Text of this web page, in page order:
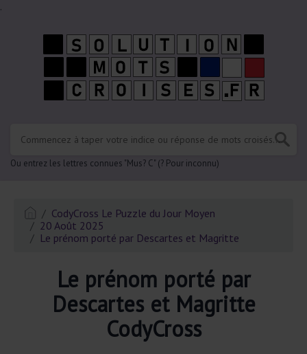
.
Ou entrez les lettres connues "Mus? C" (? Pour inconnu)
CodyCross Le Puzzle du Jour Moyen
20 Août 2025
Le prénom porté par Descartes et Magritte
Le prénom porté par
Descartes et Magritte
CodyCross